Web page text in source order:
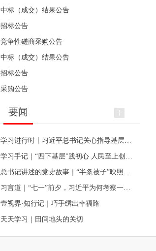
中标（成交）结果公告
招标公告
竞争性磋商采购公告
中标（成交）结果公告
招标公告
采购公告
要闻
壹视界·知行记｜巧手绣出幸福路
天天学习｜田间地头的关切